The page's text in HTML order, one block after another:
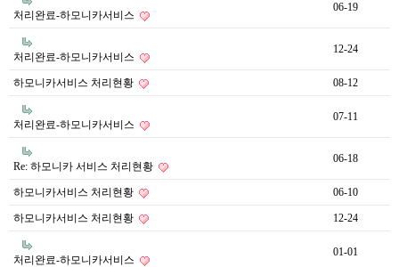
처리완료-하모니카서비스
06-19
처리완료-하모니카서비스
12-24
하모니카서비스 처리현황 08-12
처리완료-하모니카서비스
07-11
Re: 하모니카 서비스 처리현황
06-18
하모니카서비스 처리현황 06-10
하모니카서비스 처리현황 12-24
처리완료-하모니카서비스
01-01